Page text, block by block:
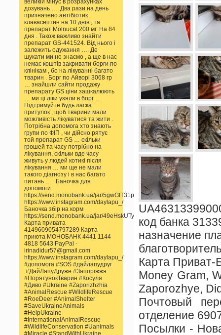
великій мінус в розрахунках
дозувань … Два рази на день
призначено антібіотик
клавасептин на 10 днів , та
препарат Molnucat 200 мг. На 84
дня . Також важливо знайти
препарат GS-441524. Від нього і
залежить одужання …. Де
шукати ми не знаємо , а ще в нас
немає коштів закривати борги по
клінікам , бо на лікуванні багато
тварин . Борг по Айворі 3068 гр
… знайшли сайти продажу
препарату GS ціни зашкалюють
… ми ці ліки узяли в борг …
Підтримуйте будь ласка
притулок , щоб тварини мали
можливість лікуватися та жити .
Потрібна допомога хто знають
групи по ФІП , чи дійсно рятує
той препарат GS … скільки
грошей та часу потрібно на
лікування, скільки вде часу
живуть у людей котикі після
лікування … ми ще не мали
такого діагнозу і в нас багато
питань … Баночка для
допомоги
https://send.monobank.ua/jar/5gwGfT31pp
https://www.instagram.com/daylapu_/
Баночка збір на корм
https://send.monobank.ua/jar/49eHskUTyn
Карта привата
4149609054797289 Карта
приюта МОНОБАНК 4441 1144
4818 5643 PayPal -
irinadidur57@gmail.com
https://www.instagram.com/daylapu_/
#допомога #SOS #дайлапудруг
#ДайЛапуДруже #Запоріжжя
#ПорятунокТварин #Косуля
#Диво #Ukraine #Zaporizhzhia
#AnimalRescue #WildlifeRescue
#RoeDeer #AnimalShelter
#SaveUkraineAnimals
#HelpUkraine
#InternationalAnimalRescue
#WildlifeConservation #Uanimals
#Miracle #StandWithUkraine
код банка
назначение
Карта Приват-
Money Gram,
Zaporozhye,
Почтовый
отделение
Посылки -